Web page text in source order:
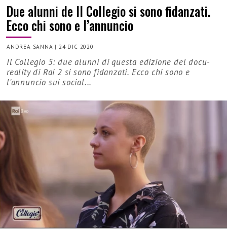
Due alunni de Il Collegio si sono fidanzati.
Ecco chi sono e l’annuncio
ANDREA SANNA |24 DIC 2020
Il Collegio 5: due alunni di questa edizione del docu-
reality di Rai 2 si sono fidanzati. Ecco chi sono e
l'annuncio sui social...